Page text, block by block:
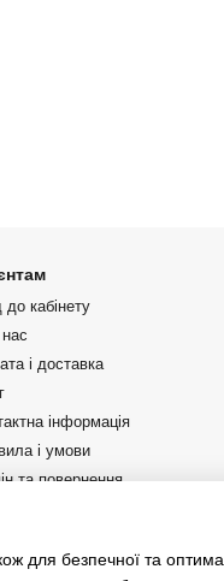
до кабінету
і доставка
інформація
і умови
та повернення
для безпечної та